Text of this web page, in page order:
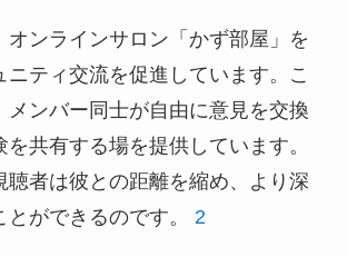
オンラインサロン「かず部屋」を
ニティ交流を促進しています。こ
メンバー同士が自由に意見を交換
を共有する場を提供しています。
聴者は彼との距離を縮め、より深
とができるのです。 2